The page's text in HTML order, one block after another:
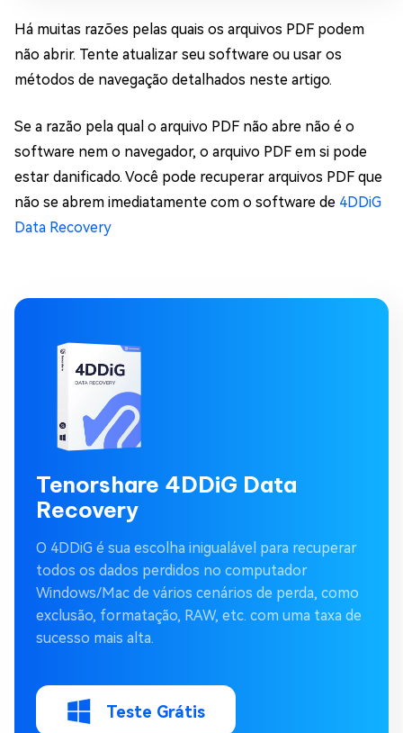
Há muitas razões pelas quais os arquivos PDF podem
não abrir. Tente atualizar seu software ou usar os
métodos de navegação detalhados neste artigo.
Se a razão pela qual o arquivo PDF não abre não é o
software nem o navegador, o arquivo PDF em si pode
estar danificado. Você pode recuperar arquivos PDF que
não se abrem imediatamente com o software de 4DDiG
Data Recovery
Tenorshare 4DDiG Data
Recovery
O 4DDiG é sua escolha inigualável para recuperar
todos os dados perdidos no computador
Windows/Mac de vários cenários de perda, como
exclusão, formatação, RAW, etc. com uma taxa de
sucesso mais alta.
Teste Grátis